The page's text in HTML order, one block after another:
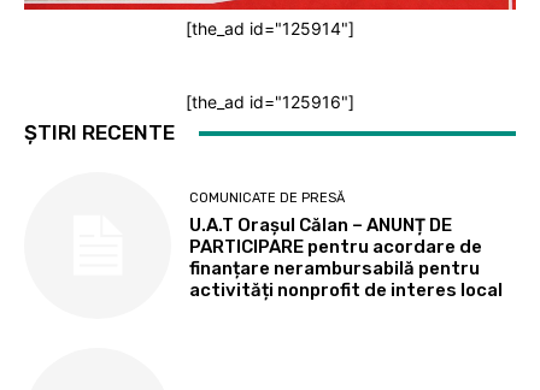
[the_ad id="125914"]
[the_ad id="125916"]
ȘTIRI RECENTE
COMUNICATE DE PRESĂ
U.A.T Orașul Călan – ANUNȚ DE
PARTICIPARE pentru acordare de
finanțare nerambursabilă pentru
activități nonprofit de interes local